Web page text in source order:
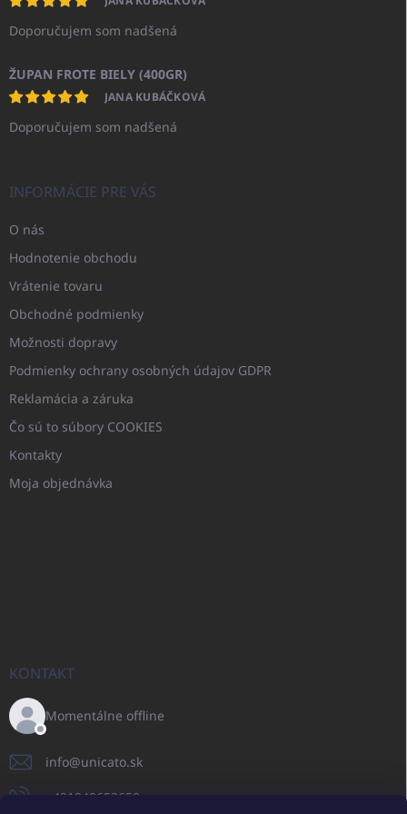
Doporučujem som nadšená
ŽUPAN FROTE BIELY (400GR)
JANA KUBÁČKOVÁ
Doporučujem som nadšená
INFORMÁCIE PRE VÁS
O nás
Hodnotenie obchodu
Vrátenie tovaru
Obchodné podmienky
Možnosti dopravy
Podmienky ochrany osobných údajov GDPR
Reklamácia a záruka
Čo sú to súbory COOKIES
Kontakty
Moja objednávka
KONTAKT
Momentálne offline
info@unicato.sk
+421940652650